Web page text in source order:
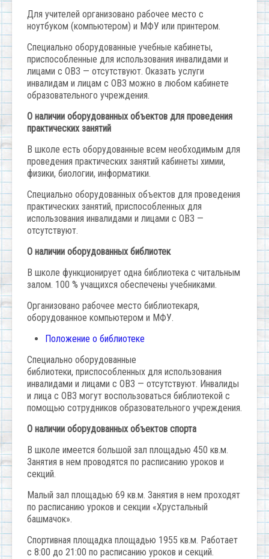
Для учителей организовано рабочее место с
ноутбуком (компьютером) и МФУ или принтером.
Специально оборудованные учебные кабинеты,
приспособленные для использования инвалидами и
лицами с ОВЗ — отсутствуют. Оказать услуги
инвалидам и лицам с ОВЗ можно в любом кабинете
образовательного учреждения.
О наличии оборудованных объектов для проведения
практических занятий
В школе есть оборудованные всем необходимым для
проведения практических занятий кабинеты химии,
физики, биологии, информатики.
Специально оборудованных объектов для проведения
практических занятий, приспособленных для
использования инвалидами и лицами с ОВЗ —
отсутствуют.
О наличии оборудованных библиотек
В школе функционирует одна библиотека с читальным
залом. 100 % учащихся обеспечены учебниками.
Организовано рабочее место библиотекаря,
оборудованное компьютером и МФУ.
Положение о библиотеке
Специально оборудованные
библиотеки, приспособленных для использования
инвалидами и лицами с ОВЗ — отсутствуют. Инвалиды
и лица с ОВЗ могут воспользоваться библиотекой с
помощью сотрудников образовательного учреждения.
О наличии оборудованных объектов спорта
В школе имеется большой зал площадью 450 кв.м.
Занятия в нем проводятся по расписанию уроков и
секций.
Малый зал площадью 69 кв.м. Занятия в нем проходят
по расписанию уроков и секции «Хрустальный
башмачок».
Спортивная площадка площадью 1955 кв.м. Работает
с 8:00 до 21:00 по расписанию уроков и секций.